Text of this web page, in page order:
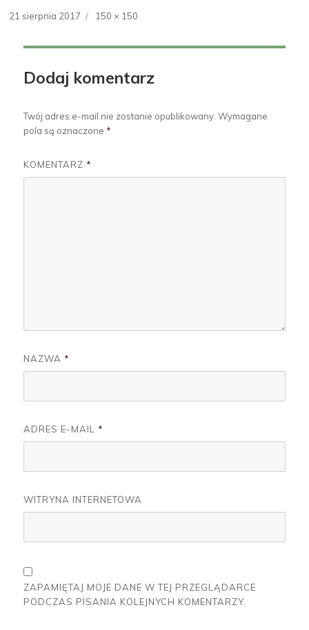
Opublikowano
21 sierpnia 2017
Pełny
150 × 150
Dodaj komentarz
Twój adres e-mail nie zostanie opublikowany. Wymagane
pola są oznaczone *
KOMENTARZ *
NAZWA *
ADRES E-MAIL *
WITRYNA INTERNETOWA
ZAPAMIĘTAJ MOJE DANE W TEJ PRZEGLĄDARCE
PODCZAS PISANIA KOLEJNYCH KOMENTARZY.